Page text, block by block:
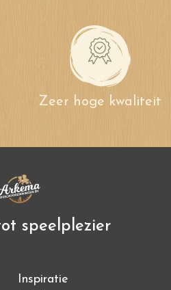
Zeer hoge kwaliteit
speelplezier
Inspiratie